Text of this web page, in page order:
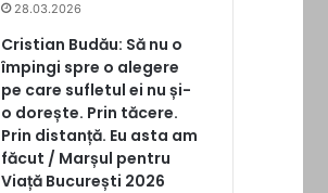
28.03.2026
Cristian Budău: Să nu o
împingi spre o alegere
pe care sufletul ei nu și-
o dorește. Prin tăcere.
Prin distanță. Eu asta am
făcut / Marșul pentru
Viață București 2026